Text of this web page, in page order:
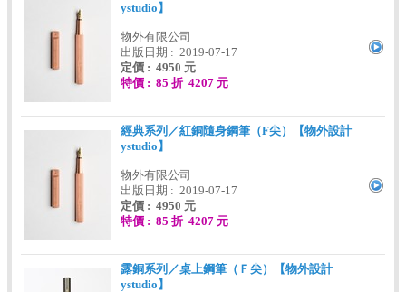
ystudio】
物外有限公司
出版日期 : 2019-07-17
定價 : 4950 元
特價 : 85 折 4207 元
經典系列／紅銅隨身鋼筆（F尖）【物外設計
ystudio】
物外有限公司
出版日期 : 2019-07-17
定價 : 4950 元
特價 : 85 折 4207 元
露銅系列／桌上鋼筆（Ｆ尖）【物外設計
ystudio】